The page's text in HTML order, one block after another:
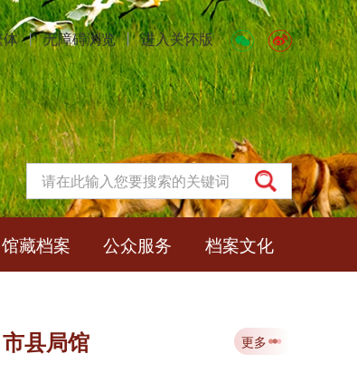
体 丨 无障碍浏览 丨 进入关怀版
馆藏档案 公众服务 档案文化
市县局馆 更多